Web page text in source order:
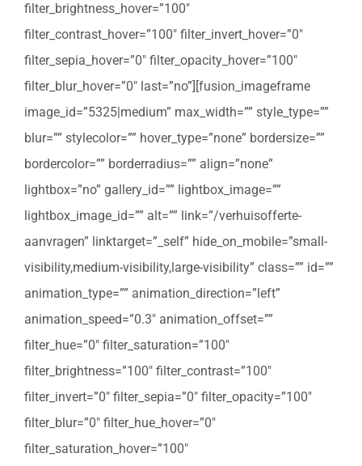
filter_brightness_hover=”100″
filter_contrast_hover=”100″ filter_invert_hover=”0″
filter_sepia_hover=”0″ filter_opacity_hover=”100″
filter_blur_hover=”0″ last=”no”][fusion_imageframe
image_id=”5325|medium” max_width=”” style_type=””
blur=”” stylecolor=”” hover_type=”none” bordersize=””
bordercolor=”” borderradius=”” align=”none”
lightbox=”no” gallery_id=”” lightbox_image=””
lightbox_image_id=”” alt=”” link=”/verhuisofferte-
aanvragen” linktarget=”_self” hide_on_mobile=”small-
visibility,medium-visibility,large-visibility” class=”” id=””
animation_type=”” animation_direction=”left”
animation_speed=”0.3″ animation_offset=””
filter_hue=”0″ filter_saturation=”100″
filter_brightness=”100″ filter_contrast=”100″
filter_invert=”0″ filter_sepia=”0″ filter_opacity=”100″
filter_blur=”0″ filter_hue_hover=”0″
filter_saturation_hover=”100″